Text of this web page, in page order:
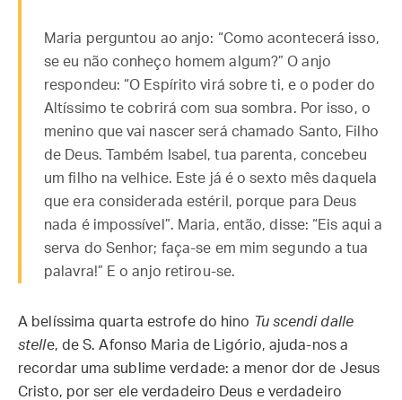
Maria perguntou ao anjo: “Como acontecerá isso,
se eu não conheço homem algum?” O anjo
respondeu: “O Espírito virá sobre ti, e o poder do
Altíssimo te cobrirá com sua sombra. Por isso, o
menino que vai nascer será chamado Santo, Filho
de Deus. Também Isabel, tua parenta, concebeu
um filho na velhice. Este já é o sexto mês daquela
que era considerada estéril, porque para Deus
nada é impossível”. Maria, então, disse: “Eis aqui a
serva do Senhor; faça-se em mim segundo a tua
palavra!” E o anjo retirou-se.
A belíssima quarta estrofe do hino Tu scendi dalle
stelle, de S. Afonso Maria de Ligório, ajuda-nos a
recordar uma sublime verdade: a menor dor de Jesus
Cristo, por ser ele verdadeiro Deus e verdadeiro